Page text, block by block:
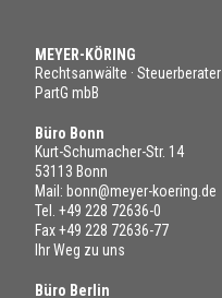
MEYER-KÖRING
Rechtsanwälte · Steuerberater
PartG mbB
Büro Bonn
Kurt-Schumacher-Str. 14
53113 Bonn
Mail: bonn@meyer-koering.de
Tel. +49 228 72636-0
Fax +49 228 72636-77
Ihr Weg zu uns
Büro Berlin